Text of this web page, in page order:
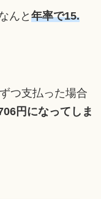
んと 年率で15.
つ支払った場合
円になってしま